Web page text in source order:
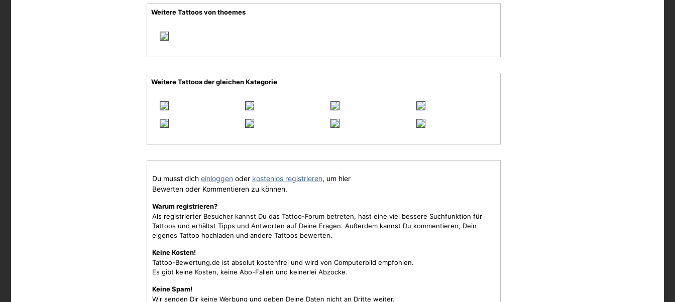
Weitere Tattoos von thoemes
Weitere Tattoos der gleichen Kategorie
Du musst dich einloggen oder kostenlos registrieren, um hier
Bewerten oder Kommentieren zu können.
Warum registrieren?
Als registrierter Besucher kannst Du das Tattoo-Forum betreten, hast eine viel bessere Suchfunktion für
Tattoos und erhältst Tipps und Antworten auf Deine Fragen. Außerdem kannst Du kommentieren, Dein
eigenes Tattoo hochladen und andere Tattoos bewerten.
Keine Kosten!
Tattoo-Bewertung.de ist absolut kostenfrei und wird von Computerbild empfohlen.
Es gibt keine Kosten, keine Abo-Fallen und keinerlei Abzocke.
Keine Spam!
Wir senden Dir keine Werbung und geben Deine Daten nicht an Dritte weiter.